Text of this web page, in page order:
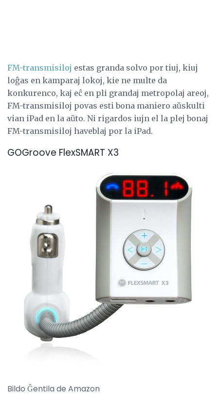
FM-transmisiloj estas granda solvo por tiuj, kiuj
loĝas en kamparaj lokoj, kie ne multe da
konkurenco, kaj eĉ en pli grandaj metropolaj areoj,
FM-transmisiloj povas esti bona maniero aŭskulti
vian iPad en la aŭto. Ni rigardos iujn el la plej bonaj
FM-transmisiloj haveblaj por la iPad.
GOGroove FlexSMART X3
Bildo Ĝentila de Amazon